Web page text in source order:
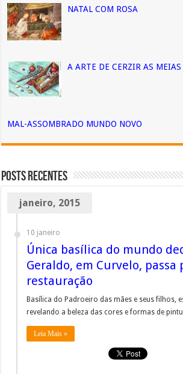
NATAL COM ROSA
A ARTE DE CERZIR AS MEIAS
MAL-ASSOMBRADO MUNDO NOVO
Posts Recentes
janeiro, 2015
10 janeiro
Única basílica do mundo
Geraldo, em Curvelo, passa
restauração
Basílica do Padroeiro das mães e seus filhos,
revelando a beleza das cores e formas de
Leia Mais »